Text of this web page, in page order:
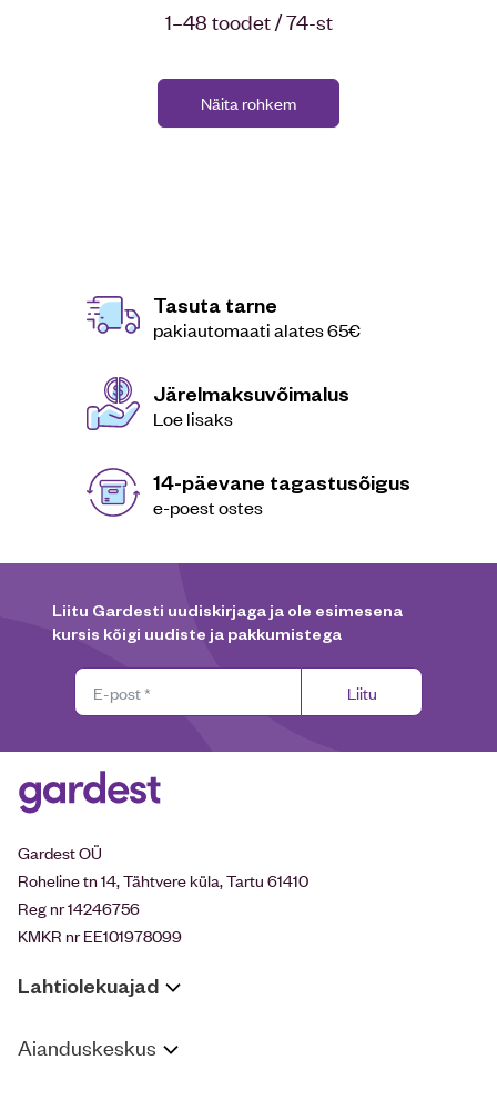
1–48 toodet / 74-st
Näita rohkem
Tasuta tarne
pakiautomaati alates 65€
Järelmaksuvõimalus
Loe lisaks
14-päevane tagastusõigus
e-poest ostes
Liitu Gardesti uudiskirjaga ja ole esimesena
kursis kõigi uudiste ja pakkumistega
Liitu
Gardest OÜ
Roheline tn 14, Tähtvere küla, Tartu 61410
Reg nr 14246756
KMKR nr EE101978099
Lahtiolekuajad
Aianduskeskus